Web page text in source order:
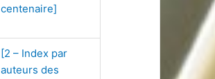
centenaire]
[2 – Index par
auteurs des